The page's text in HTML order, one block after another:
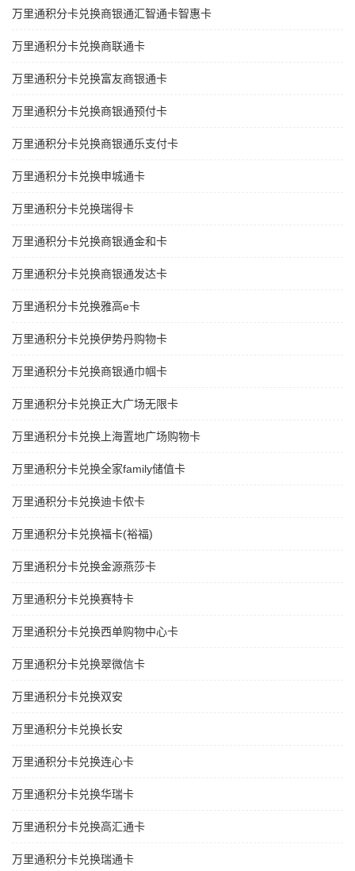
万里通积分卡兑换商银通汇智通卡智惠卡
万里通积分卡兑换商联通卡
万里通积分卡兑换富友商银通卡
万里通积分卡兑换商银通预付卡
万里通积分卡兑换商银通乐支付卡
万里通积分卡兑换申城通卡
万里通积分卡兑换瑞得卡
万里通积分卡兑换商银通金和卡
万里通积分卡兑换商银通发达卡
万里通积分卡兑换雅高e卡
万里通积分卡兑换伊势丹购物卡
万里通积分卡兑换商银通巾帼卡
万里通积分卡兑换正大广场无限卡
万里通积分卡兑换上海置地广场购物卡
万里通积分卡兑换全家family储值卡
万里通积分卡兑换迪卡侬卡
万里通积分卡兑换福卡(裕福)
万里通积分卡兑换金源燕莎卡
万里通积分卡兑换赛特卡
万里通积分卡兑换西单购物中心卡
万里通积分卡兑换翠微信卡
万里通积分卡兑换双安
万里通积分卡兑换长安
万里通积分卡兑换连心卡
万里通积分卡兑换华瑞卡
万里通积分卡兑换高汇通卡
万里通积分卡兑换瑞通卡